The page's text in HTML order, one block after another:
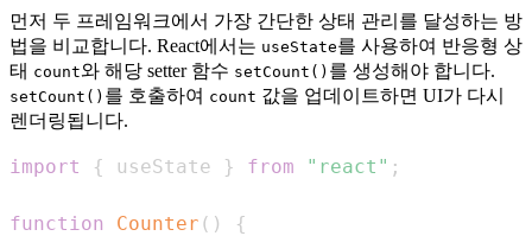
먼저 두 프레임워크에서 가장 간단한 상태 관리를 달성하는 방
법을 비교합니다. React에서는 useState를 사용하여 반응형 상
태 count와 해당 setter 함수 setCount() 를 생성해야 합니다.
setCount() 를 호출하여 count 값을 업데이트하면 UI가 다시
렌더링됩니다.
import { useState } from "react" ;
function Counter ( )
{